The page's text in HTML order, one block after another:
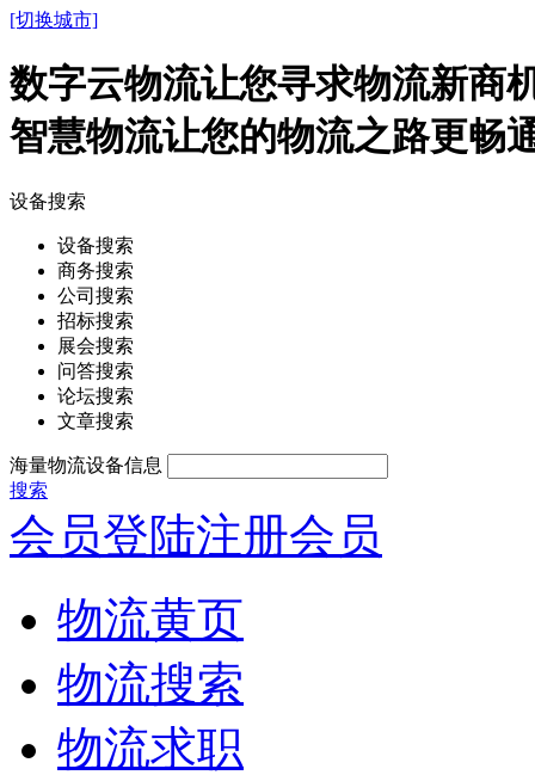
[切换城市]
数字云物流让您寻求物流新商
智慧物流让您的物流之路更畅
设备搜索
设备搜索
商务搜索
公司搜索
招标搜索
展会搜索
问答搜索
论坛搜索
文章搜索
海量物流设备信息
搜索
会员登陆注册会员
物流黄页
物流搜索
物流求职